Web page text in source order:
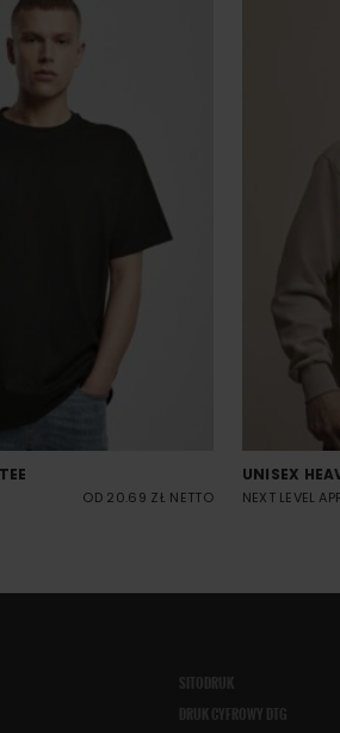
OD 20.69 ZŁ NETTO
UNISEX
NEXT LEVEL
SITODRUK
DRUK CYFROWY DTG